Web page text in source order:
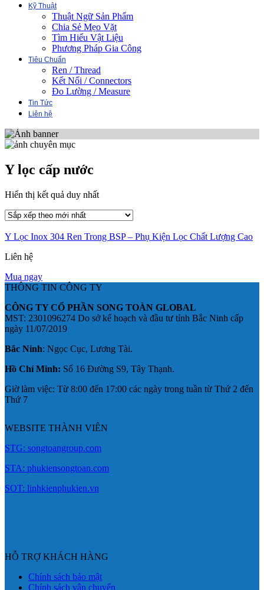
Kỹ Thuật
Thuật Ngữ Sản Phẩm
Chia Sẻ Mẹo Vặt
Tìm Hiểu Vật Liệu
Phương Pháp Gia Công
Tiêu Chuẩn
Ren / Thread
Kết Nối / Connectors
Đo Lường / Measure
Tin Tức
Liên hệ
Y lọc cấp nước
Hiển thị kết quả duy nhất
Y Lọc Inox 304 Ren Trong BSP – Phụ Kiện Lọc Chất Lượng Cao
Liên hệ
Mua ngay
THÔNG TIN CÔNG TY
CÔNG TY CỔ PHẦN SONG TOÀN GLOBAL
MST: 2301096274 Do sở kế hoạch và đầu tư tỉnh Bắc Ninh cấp
ngày 11/07/2019
Bắc Ninh: Ngọc Cục, Lương Tài.
Hồ Chí Minh: Số 16 Đường S9, Tây Thạnh.
Giờ làm việc: Từ 8:00 đến 17:00 các ngày trong tuần từ Thứ 2 đến
Thứ 7
WEBSITE THÀNH VIÊN
STG: songtoangroup.com
STA: phukiensongtoan.com
SOT: linhkienphukien.vn
HỖ TRỢ KHÁCH HÀNG
Chính sách bảo mật
Chính sách vận chuyển